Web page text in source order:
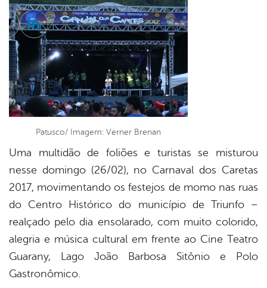
Patusco/ Imagem: Verner Brenan
Uma multidão de foliões e turistas se misturou
nesse domingo (26/02), no Carnaval dos Caretas
2017, movimentando os festejos de momo nas ruas
do Centro Histórico do município de Triunfo –
realçado pelo dia ensolarado, com muito colorido,
alegria e música cultural em frente ao Cine Teatro
Guarany, Lago João Barbosa Sitônio e Polo
Gastronômico.
Twitter
Linkedin